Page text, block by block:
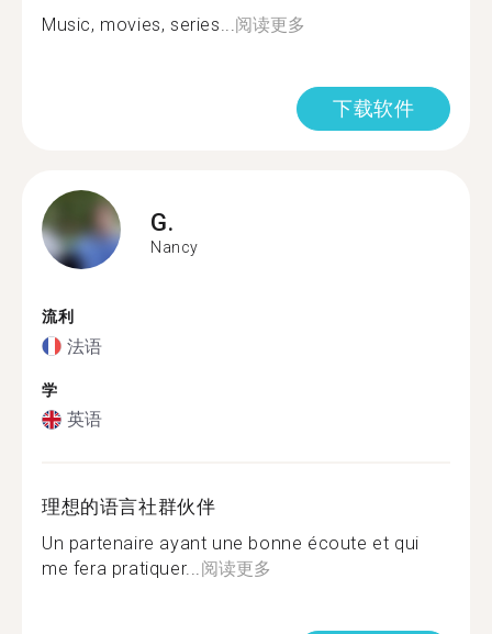
Music, movies, series...阅读更多
下载软件
G.
Nancy
流利
法语
学
英语
理想的语言社群伙伴
Un partenaire ayant une bonne écoute et qui
me fera pratiquer...阅读更多